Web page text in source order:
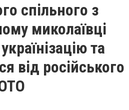
спільного з
миколаївці
та
від російського